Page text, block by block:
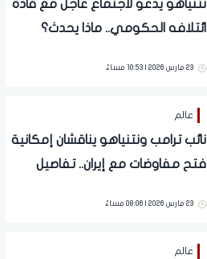
نتنياهو يدعو لاجتماع عاجل مع قادة
ائتلافه الحكومي.. ماذا يحدث؟
23 مارس 2026 | 10:53 مساءً
عالم
نائب ترامب ونتنياهو يناقشان إمكانية
فتح مفاوضات مع إيران.. تفاصيل
23 مارس 2026 | 08:06 مساءً
عالم